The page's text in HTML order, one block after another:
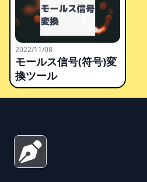
2022/11/08
モールス信号(符号)変
換ツール